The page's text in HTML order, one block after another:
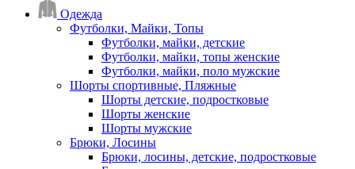
Одежда
Футболки, Майки, Топы
Футболки, майки, детские
Футболки, майки, топы женские
Футболки, майки, поло мужские
Шорты спортивные, Пляжные
Шорты детские, подростковые
Шорты женские
Шорты мужские
Брюки, Лосины
Брюки, лосины, детские, подростковые